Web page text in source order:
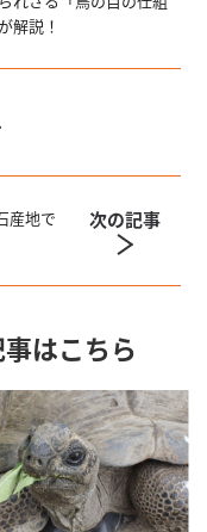
解説！
産地で
次の記事
はこちら